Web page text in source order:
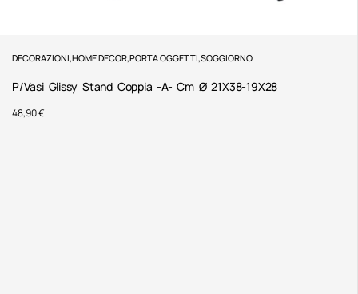
DECORAZIONI,HOME DECOR,PORTA OGGETTI,SOGGIORNO
P/Vasi Glissy Stand Coppia -A- Cm Ø 21X38-19X28
48,90€